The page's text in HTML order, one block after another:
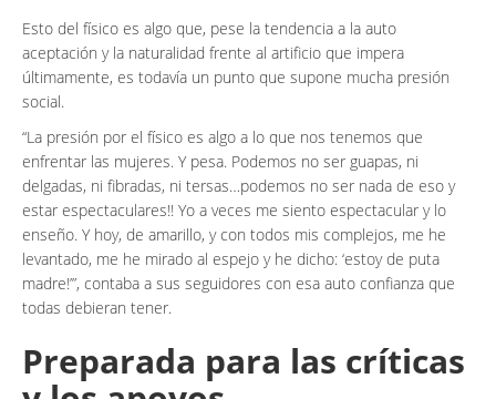
Esto del físico es algo que, pese la tendencia a la auto
aceptación y la naturalidad frente al artificio que impera
últimamente, es todavía un punto que supone mucha presión
social.
“La presión por el físico es algo a lo que nos tenemos que
enfrentar las mujeres. Y pesa. Podemos no ser guapas, ni
delgadas, ni fibradas, ni tersas…podemos no ser nada de eso y
estar espectaculares!! Yo a veces me siento espectacular y lo
enseño. Y hoy, de amarillo, y con todos mis complejos, me he
levantado, me he mirado al espejo y he dicho: ‘estoy de puta
madre!’”, contaba a sus seguidores con esa auto confianza que
todas debieran tener.
Preparada para las críticas